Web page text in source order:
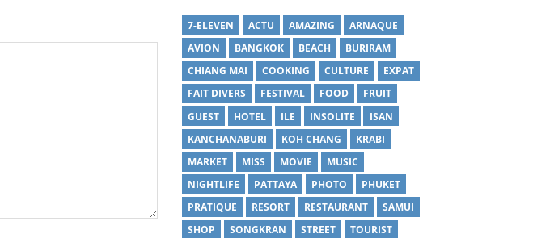
7-ELEVEN ACTU AMAZING
ARNAQUE
AVION
BANGKOK BEACH
BURIRAM
CHIANG MAI
COOKING CULTURE
EXPAT
FAIT DIVERS
FESTIVAL FOOD
FRUIT
GUEST
HOTEL ILE INSOLITE
ISAN
KANCHANABURI
KOH CHANG
KRABI
MARKET
MISS MOVIE
MUSIC
NIGHTLIFE
PATTAYA PHOTO
PHUKET
PRATIQUE
RESORT RESTAURANT
SAMUI
SHOP
SONGKRAN STREET
TOURIST